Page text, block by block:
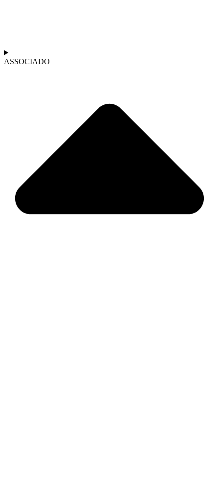
ASSOCIADO